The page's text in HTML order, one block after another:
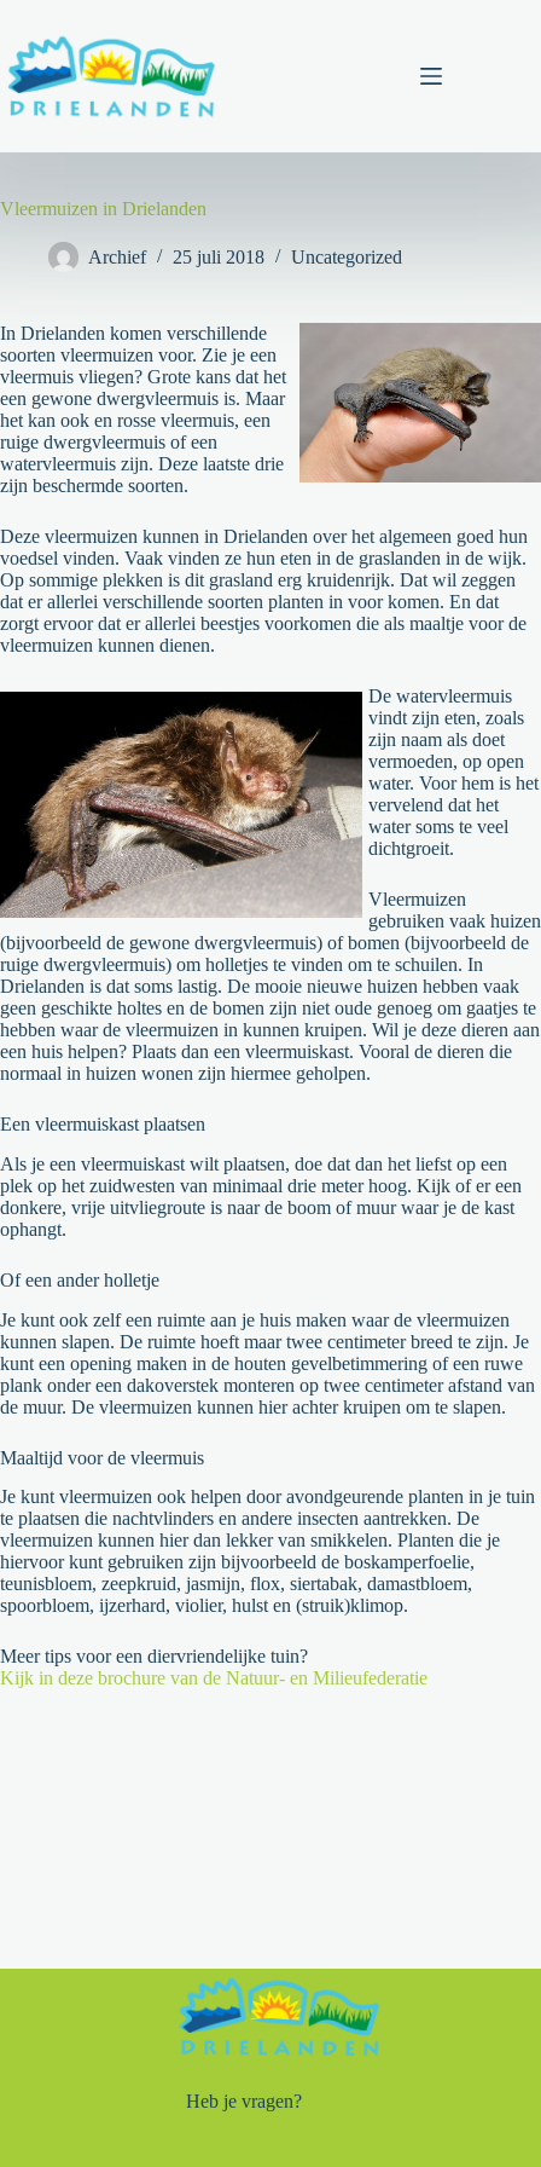
de
inhoud
Vleermuizen in Drielanden
Archief 25 juli 2018 Uncategorized
In Drielanden komen verschillende
soorten vleermuizen voor. Zie je een
vleermuis vliegen? Grote kans dat het
een gewone dwergvleermuis is. Maar
het kan ook en rosse vleermuis, een
ruige dwergvleermuis of een
watervleermuis zijn. Deze laatste drie
zijn beschermde soorten.
Deze vleermuizen kunnen in Drielanden over het algemeen goed hun
voedsel vinden. Vaak vinden ze hun eten in de graslanden in de wijk.
Op sommige plekken is dit grasland erg kruidenrijk. Dat wil zeggen
dat er allerlei verschillende soorten planten in voor komen. En dat
zorgt ervoor dat er allerlei beestjes voorkomen die als maaltje voor de
vleermuizen kunnen dienen.
De watervleermuis
vindt zijn eten, zoals
zijn naam als doet
vermoeden, op open
water. Voor hem is het
vervelend dat het
water soms te veel
dichtgroeit.
Vleermuizen
gebruiken vaak huizen
(bijvoorbeeld de gewone dwergvleermuis) of bomen (bijvoorbeeld de
ruige dwergvleermuis) om holletjes te vinden om te schuilen. In
Drielanden is dat soms lastig. De mooie nieuwe huizen hebben vaak
geen geschikte holtes en de bomen zijn niet oude genoeg om gaatjes te
hebben waar de vleermuizen in kunnen kruipen. Wil je deze dieren aan
een huis helpen? Plaats dan een vleermuiskast. Vooral de dieren die
normaal in huizen wonen zijn hiermee geholpen.
Een vleermuiskast plaatsen
Als je een vleermuiskast wilt plaatsen, doe dat dan het liefst op een
plek op het zuidwesten van minimaal drie meter hoog. Kijk of er een
donkere, vrije uitvliegroute is naar de boom of muur waar je de kast
ophangt.
Of een ander holletje
Je kunt ook zelf een ruimte aan je huis maken waar de vleermuizen
kunnen slapen. De ruimte hoeft maar twee centimeter breed te zijn. Je
kunt een opening maken in de houten gevelbetimmering of een ruwe
plank onder een dakoverstek monteren op twee centimeter afstand van
de muur. De vleermuizen kunnen hier achter kruipen om te slapen.
Maaltijd voor de vleermuis
Je kunt vleermuizen ook helpen door avondgeurende planten in je tuin
te plaatsen die nachtvlinders en andere insecten aantrekken. De
vleermuizen kunnen hier dan lekker van smikkelen. Planten die je
hiervoor kunt gebruiken zijn bijvoorbeeld de boskamperfoelie,
teunisbloem, zeepkruid, jasmijn, flox, siertabak, damastbloem,
spoorbloem, ijzerhard, violier, hulst en (struik)klimop.
Meer tips voor een diervriendelijke tuin?
Kijk in deze brochure van de Natuur- en Milieufederatie
Heb je vragen?